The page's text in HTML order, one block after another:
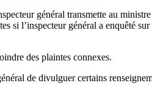
général transmette au
si l’inspecteur général a enquêté
des plaintes connexes.
de divulguer certains